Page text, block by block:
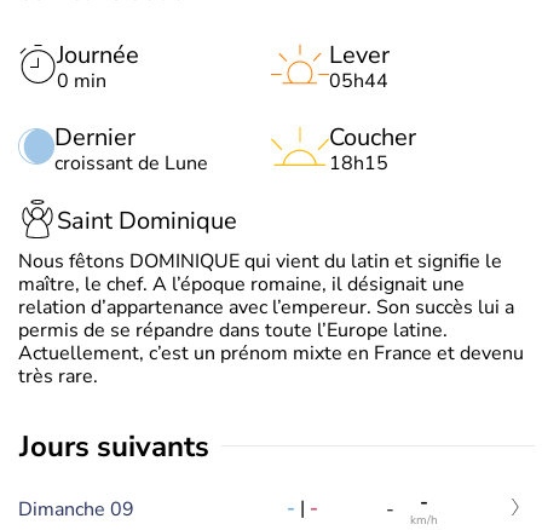
Journée
0 min
Dernier
croissant de Lune
Lever
05h44
Coucher
18h15
Saint Dominique
Nous fêtons DOMINIQUE qui vient du latin et signifie le
maître, le chef. A l’époque romaine, il désignait une
relation d’appartenance avec l’empereur. Son succès lui a
permis de se répandre dans toute l’Europe latine.
Actuellement, c’est un prénom mixte en France et devenu
très rare.
jours suivants
Dimanche 09 - | - - -
km/h